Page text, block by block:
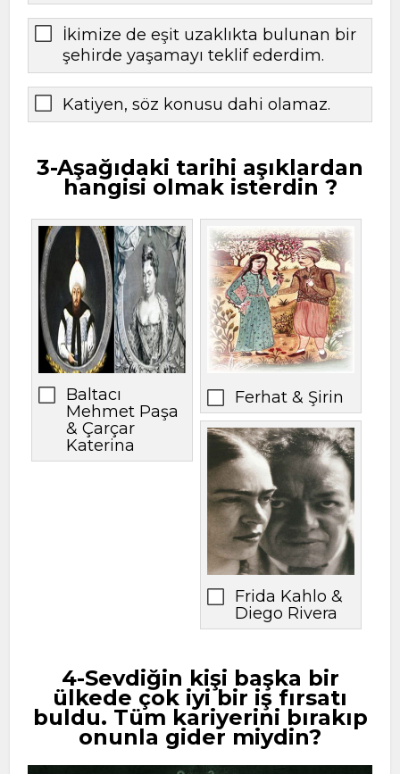
İkimize de eşit uzaklıkta bulunan bir
şehirde yaşamayı teklif ederdim.
Katiyen, söz konusu dahi olamaz.
3-Aşağıdaki tarihi aşıklardan
hangisi olmak isterdin ?
Baltacı
Mehmet Paşa
& Çarçar
Katerina
Ferhat & Şirin
Frida Kahlo &
Diego Rivera
4-Sevdiğin kişi başka bir
ülkede çok iyi bir iş fırsatı
buldu. Tüm kariyerini bırakıp
onunla gider miydin?